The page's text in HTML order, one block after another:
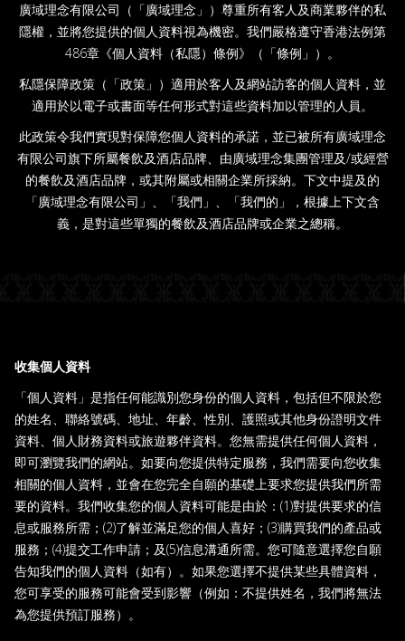
廣域理念有限公司（「廣域理念」）尊重所有客人及商業夥伴的私
隱權，並將您提供的個人資料視為機密。我們嚴格遵守香港法例第
486章《個人資料（私隱）條例》（「條例」）。
私隱保障政策（「政策」）適用於客人及網站訪客的個人資料，並
適用於以電子或書面等任何形式對這些資料加以管理的人員。
此政策令我們實現對保障您個人資料的承諾，並已被所有廣域理念
有限公司旗下所屬餐飲及酒店品牌、由廣域理念集團管理及/或經營
的餐飲及酒店品牌，或其附屬或相關企業所採納。下文中提及的
「廣域理念有限公司」、「我們」、「我們的」，根據上下文含
義，是對這些單獨的餐飲及酒店品牌或企業之總稱。
收集個人資料
「個人資料」是指任何能識別您身份的個人資料，包括但不限於您
的姓名、聯絡號碼、地址、年齡、性別、護照或其他身份證明文件
資料、個人財務資料或旅遊夥伴資料。您無需提供任何個人資料，
即可瀏覽我們的網站。如要向您提供特定服務，我們需要向您收集
相關的個人資料，並會在您完全自願的基礎上要求您提供我們所需
要的資料。我們收集您的個人資料可能是由於：(1)對提供要求的信
息或服務所需；(2)了解並滿足您的個人喜好；(3)購買我們的產品或
服務；(4)提交工作申請；及(5)信息溝通所需。您可隨意選擇您自願
告知我們的個人資料（如有）。如果您選擇不提供某些具體資料，
您可享受的服務可能會受到影響（例如：不提供姓名，我們將無法
為您提供預訂服務）。